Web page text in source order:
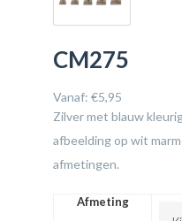
CM275
Vanaf: €5,95
Zilver met blauw
afbeelding op wit
afmetingen.
Afmeting